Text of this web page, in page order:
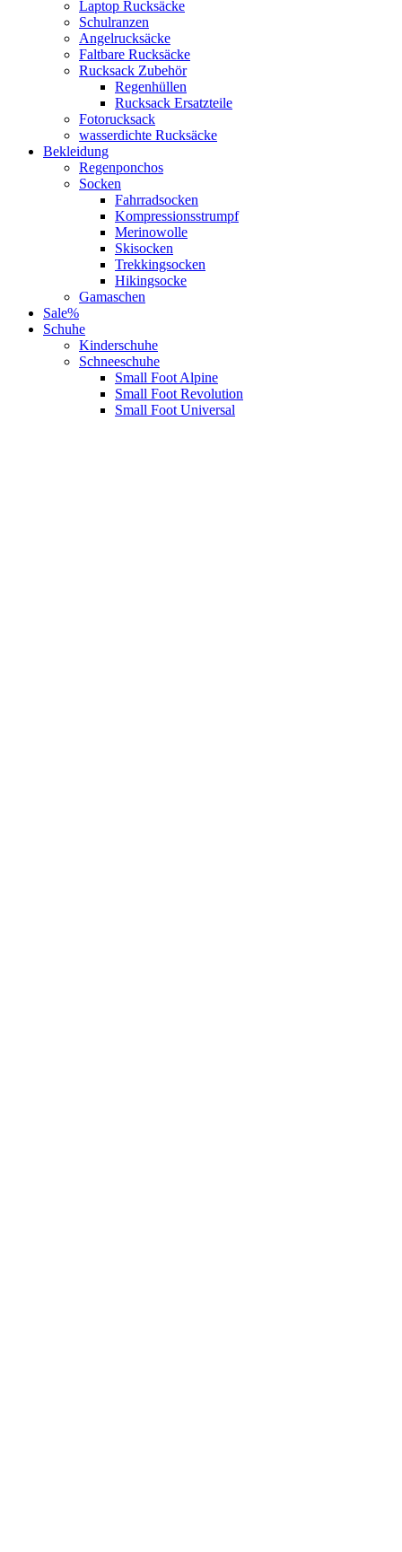
Laptop Rucksäcke
Schulranzen
Angelrucksäcke
Faltbare Rucksäcke
Rucksack Zubehör
Regenhüllen
Rucksack Ersatzteile
Fotorucksack
wasserdichte Rucksäcke
Bekleidung
Regenponchos
Socken
Fahrradsocken
Kompressionsstrumpf
Merinowolle
Skisocken
Trekkingsocken
Hikingsocke
Gamaschen
Sale%
Schuhe
Kinderschuhe
Schneeschuhe
Small Foot Alpine
Small Foot Revolution
Small Foot Universal